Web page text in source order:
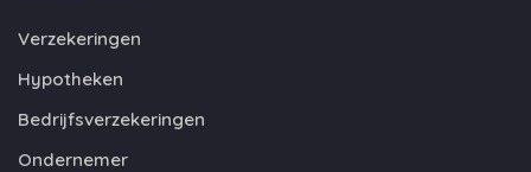
Verzekeringen
Hypotheken
Bedrijfsverzekeringen
Ondernemer